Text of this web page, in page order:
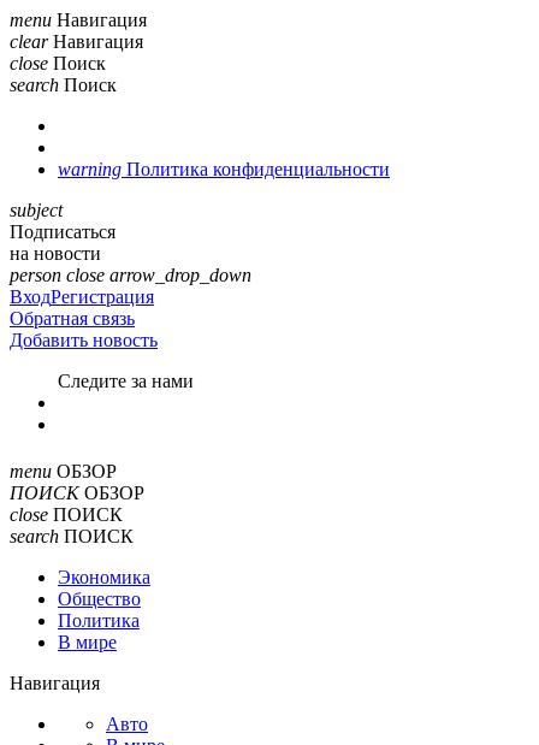
menu Навигация
clear Навигация
close Поиск
search Поиск
warning Политика конфиденциальности
subject
Подписаться
на новости
person close arrow_drop_down
ВходРегистрация
Обратная связь
Добавить новость
Cледите за нами
menu ОБЗОР
ПОИСК ОБЗОР
close ПОИСК
search ПОИСК
Экономика
Общество
Политика
В мире
Навигация
Авто